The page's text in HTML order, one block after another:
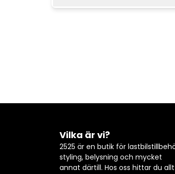
Vilka är vi?
2525 är en butik för
styling, belysning och mycket
annat därtill. Hos oss hittar du allt